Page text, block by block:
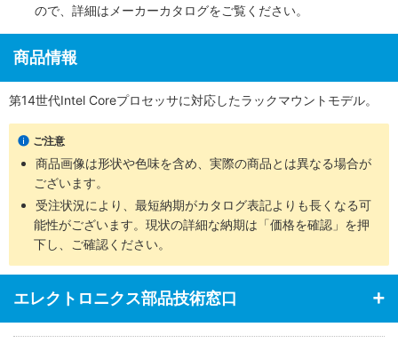
ので、詳細は メーカーカタログをご覧ください。
商品情報
第14世代Intel Coreプロセッサに対応したラックマウントモデル。
ご注意
商品画像は形状や色味を含め、実際の商品とは異なる場合が
ございます。
受注状況により、最短納期がカタログ表記よりも長くなる可
能性がございます。現状の詳細な納期は「価格を確認」を押
下し、ご確認ください。
エレクトロニクス部品技術窓口